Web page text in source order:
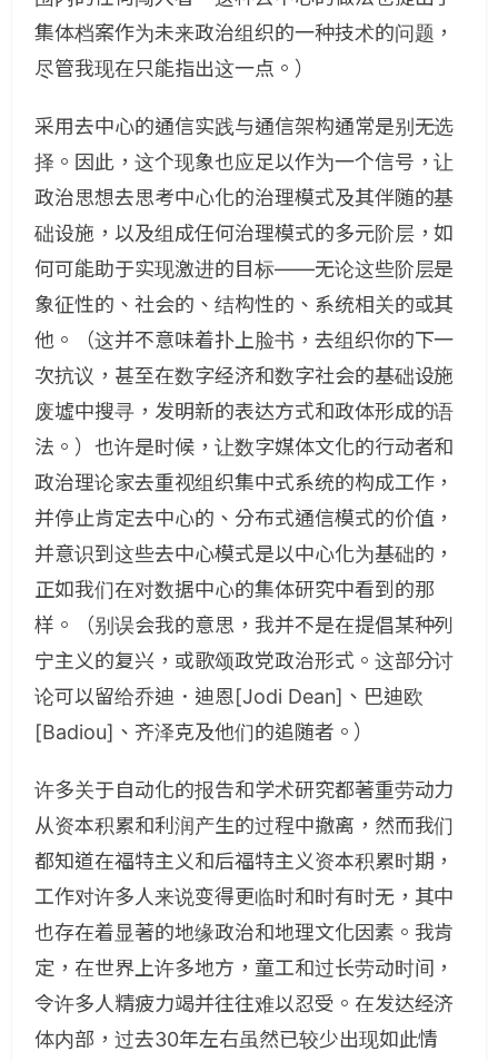
集体档案作为未来政治组织的一种技术的问题，
尽管我现在只能指出这一点。）
采用去中心的通信实践与通信架构通常是别无选
择。因此，这个现象也应足以作为一个信号，让
政治思想去思考中心化的治理模式及其伴随的基
础设施，以及组成任何治理模式的多元阶层，如
何可能助于实现激进的目标——无论这些阶层是
象征性的、社会的、结构性的、系统相关的或其
他。（这并不意味着扑上脸书，去组织你的下一
次抗议，甚至在数字经济和数字社会的基础设施
废墟中搜寻，发明新的表达方式和政体形成的语
法。）也许是时候，让数字媒体文化的行动者和
政治理论家去重视组织集中式系统的构成工作，
并停止肯定去中心的、分布式通信模式的价值，
并意识到这些去中心模式是以中心化为基础的，
正如我们在对数据中心的集体研究中看到的那
样。（别误会我的意思，我并不是在提倡某种列
宁主义的复兴，或歌颂政党政治形式。这部分讨
论可以留给乔迪．迪恩[Jodi Dean]、巴迪欧
[Badiou]、齐泽克及他们的追随者。）
许多关于自动化的报告和学术研究都著重劳动力
从资本积累和利润产生的过程中撤离，然而我们
都知道在福特主义和后福特主义资本积累时期，
工作对许多人来说变得更临时和时有时无，其中
也存在着显著的地缘政治和地理文化因素。我肯
定，在世界上许多地方，童工和过长劳动时间，
令许多人精疲力竭并往往难以忍受。在发达经济
体内部，过去30年左右虽然已较少出现如此情